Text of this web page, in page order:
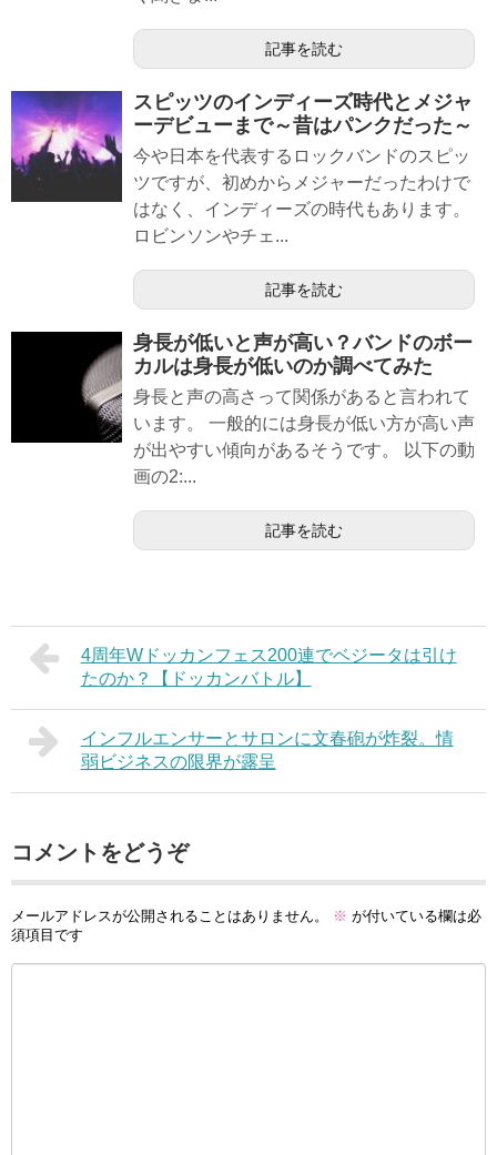
記事を読む
スピッツのインディーズ時代とメジャ
ーデビューまで～昔はパンクだった～
今や日本を代表するロックバンドのスピッ
ツですが、初めからメジャーだったわけで
はなく、インディーズの時代もあります。
ロビンソンやチェ...
記事を読む
身長が低いと声が高い？バンドのボー
カルは身長が低いのか調べてみた
身長と声の高さって関係があると言われて
います。 一般的には身長が低い方が高い声
が出やすい傾向があるそうです。 以下の動
画の2:...
記事を読む
4周年Wドッカンフェス200連でベジータは引け
たのか？【ドッカンバトル】
インフルエンサーとサロンに文春砲が炸裂。情
弱ビジネスの限界が露呈
コメントをどうぞ
メールアドレスが公開されることはありません。 ※ が付いている欄は必
須項目です